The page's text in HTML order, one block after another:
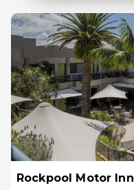
Rockpool Motor Inn